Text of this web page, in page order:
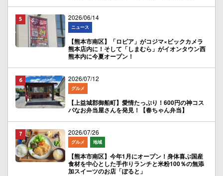
2026/06/14
ニュース
【熊本市南区】「ロピア」がコジマ×ビックカメラ
熊本店内に！そして「しまむら」がイオンタウン西
熊本内に今夏オープン！
2026/07/12
グルメ
【上益城郡御船町】愛情たっぷり！600円の神コス
パなお弁当屋さんを発見！【春ちゃん弁当】
2026/07/26
グルメ 地域
【熊本市南区】今年1月にオープン！身体喜ぶ国産
食材を中心とした手作りランチと米粉100％の無添
加スイーツのお店「ぽると」